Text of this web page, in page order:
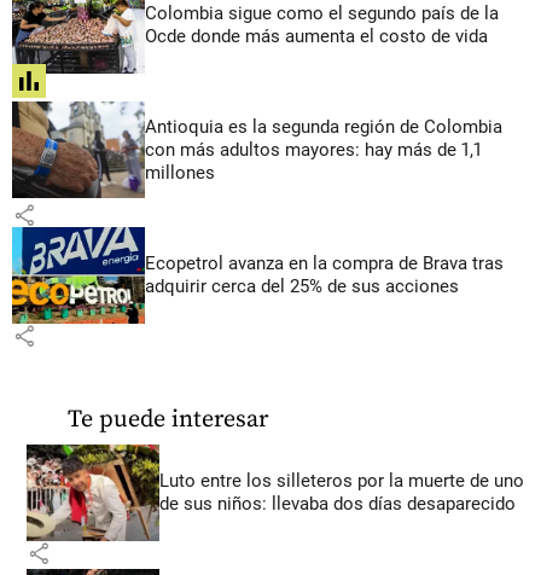
Colombia sigue como el segundo país de la
Ocde donde más aumenta el costo de vida
share
Antioquia es la segunda región de Colombia
con más adultos mayores: hay más de 1,1
millones
share
Ecopetrol avanza en la compra de Brava tras
adquirir cerca del 25% de sus acciones
share
Te puede interesar
Luto entre los silleteros por la muerte de uno
de sus niños: llevaba dos días desaparecido
share